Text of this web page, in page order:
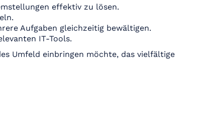
effektiv zu lösen.
Aufgaben gleichzeitig bewältigen.
IT-Tools.
Umfeld einbringen möchte, das vielfältige